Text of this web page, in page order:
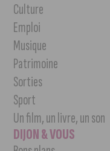
Culture
Emploi
Musique
Patrimoine
Sorties
Sport
Un film, un livre, un son
DIJON & VOUS